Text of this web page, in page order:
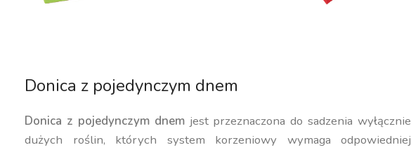
Donica z pojedynczym dnem
Donica z pojedynczym dnemjest przeznaczona do sadzenia wyłącznie
dużych roślin, których system korzeniowy wymaga odpowiedniej